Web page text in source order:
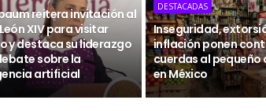
reitera invitación al
XIV para visitar
y destaca su liderazgo
sobre la
artificial
DESTACADAS
Inseguridad,
inflación ponen
cuerdas al pequeño
en México